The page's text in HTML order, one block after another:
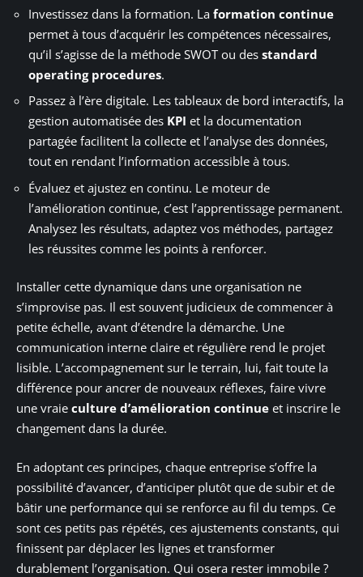
Investissez dans la formation. La formation continue
permet à tous d’acquérir les compétences nécessaires,
qu’il s’agisse de la méthode SWOT ou des standard
operating procedures.
Passez à l’ère digitale. Les tableaux de bord interactifs, la
gestion automatisée des KPI et la documentation
partagée facilitent la collecte et l’analyse des données,
tout en rendant l’information accessible à tous.
Évaluez et ajustez en continu. Le moteur de
l’amélioration continue, c’est l’apprentissage permanent.
Analysez les résultats, adaptez vos méthodes, partagez
les réussites comme les points à renforcer.
Installer cette dynamique dans une organisation ne
s’improvise pas. Il est souvent judicieux de commencer à
petite échelle, avant d’étendre la démarche. Une
communication interne claire et régulière rend le projet
lisible. L’accompagnement sur le terrain, lui, fait toute la
différence pour ancrer de nouveaux réflexes, faire vivre
une vraie culture d’amélioration continue et inscrire le
changement dans la durée.
En adoptant ces principes, chaque entreprise s’offre la
possibilité d’avancer, d’anticiper plutôt que de subir et de
bâtir une performance qui se renforce au fil du temps. Ce
sont ces petits pas répétés, ces ajustements constants, qui
finissent par déplacer les lignes et transformer
durablement l’organisation. Qui osera rester immobile ?